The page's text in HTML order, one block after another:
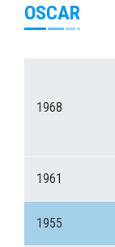
OSCAR
1968
1961
1955